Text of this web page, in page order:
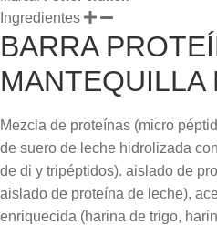
Ingredientes
BARRA
MANTEQUILLA
Mezcla de proteínas (micro
de suero de leche hidrolizada
de di y tripéptidos). aislado de
aislado de proteína de leche),
enriquecida (harina de trigo,